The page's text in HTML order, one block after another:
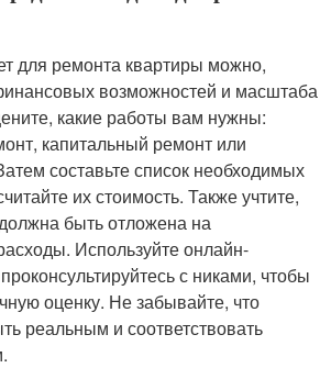
для ремонта квартиры можно,
возможностей и масштаба
какие работы вам нужны:
капитальный ремонт или
составьте список необходимых
их стоимость. Также учтите,
быть отложена на
Используйте онлайн-
с никами, чтобы
оценку. Не забывайте, что
реальным и соответствовать